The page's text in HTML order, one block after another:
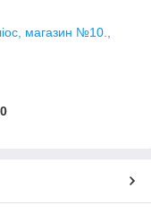
магазин №10.,